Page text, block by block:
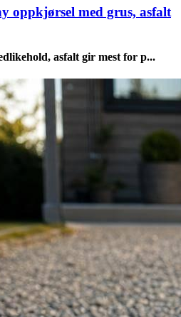
oppkjørsel med grus, asfalt
asfalt gir mest for p...